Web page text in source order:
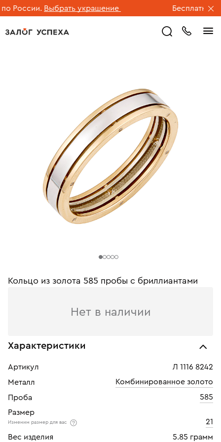
России. Выбрать украшение Бесплатная
Кольцо из золота 585 пробы с бриллиантами
Нет в наличии
Характеристики
Артикул
Л 1116 8242
Металл
Комбинированное золото
Проба
585
Размер
Изменим размер для вас
21
Вес изделия
5.85 грамм